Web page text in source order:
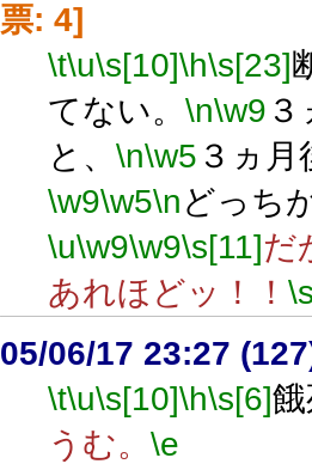
票: 4]
\t\u\s[10]\h\s[23]
てない。 \n\w9
と、 \n\w5 ３ヵ
\w9\w5\nどっち
\u\w9\w9\s[11]だ
あれほどッ！！
05/06/17 23:27
\t\u\s[10]\h\s[6]
うむ。 \e